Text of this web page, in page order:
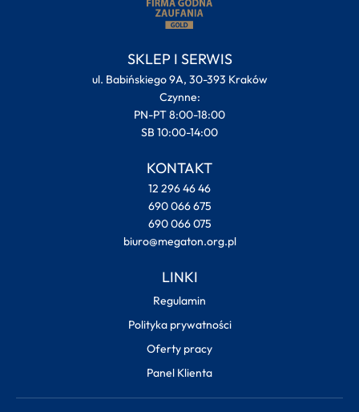
SKLEP I SERWIS
ul. Babińskiego 9A, 30-393 Kraków
Czynne:
PN-PT 8:00-18:00
SB 10:00-14:00
KONTAKT
12 296 46 46
690 066 675
690 066 075
biuro@megaton.org.pl
LINKI
Regulamin
Polityka prywatności
Oferty pracy
Panel Klienta